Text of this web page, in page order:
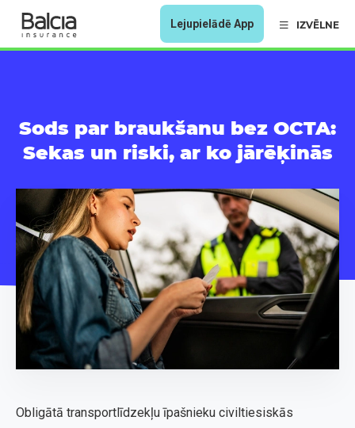
Lejupielādē App IZVĒLNE
Sods par braukšanu bez OCTA:
Sekas un riski, ar ko jārēķinās
Obligātā transportlīdzekļu īpašnieku civiltiesiskās